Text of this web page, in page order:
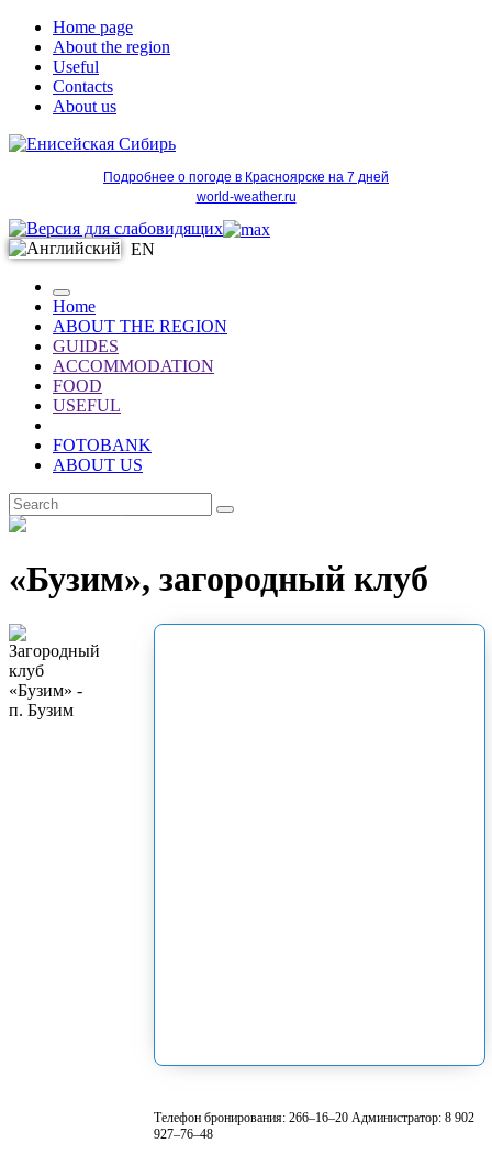
Home page
About the region
Useful
Contacts
About us
Подробнее о погоде в Красноярске на 7 дней
world-weather.ru
EN
Home
ABOUT THE REGION
GUIDES
ACCOMMODATION
FOOD
USEFUL
FOTOBANK
ABOUT US
«Бузим», загородный клуб
Телефон бронирования: 266–16–20 Администратор: 8 902
927–76–48